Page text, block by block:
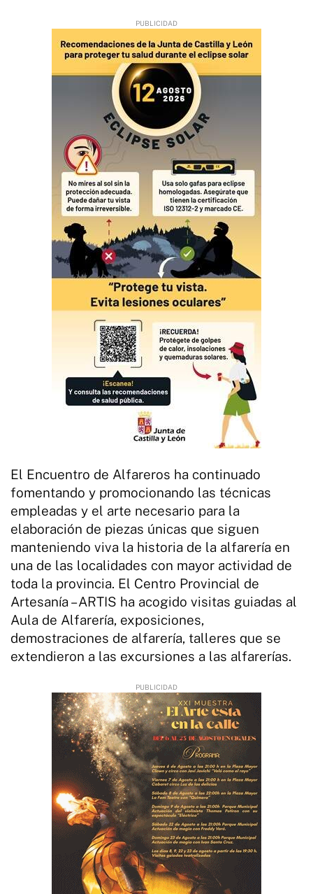
El Encuentro de Alfareros ha continuado
fomentando y promocionando las técnicas
empleadas y el arte necesario para la
elaboración de piezas únicas que siguen
manteniendo viva la historia de la alfarería en
una de las localidades con mayor actividad de
toda la provincia. El Centro Provincial de
Artesanía – ARTIS ha acogido visitas guiadas al
Aula de Alfarería, exposiciones,
demostraciones de alfarería, talleres que se
extendieron a las excursiones a las alfarerías.